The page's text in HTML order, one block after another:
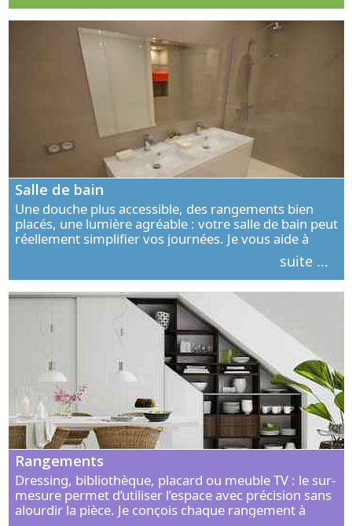
Salle de bain
Une douche plus accessible, des rangements bien
placés, une lumière agréable : votre salle de bain peut
réellement simplifier vos journées. Je vous aide à
concevoir un espace élégant, confortable et adapté à
suite ...
Rangements
Dressing, bibliothèque, placard ou meuble TV : le sur-
mesure permet d’utiliser l’espace avec précision sans
alourdir la pièce. Je conçois chaque rangement à